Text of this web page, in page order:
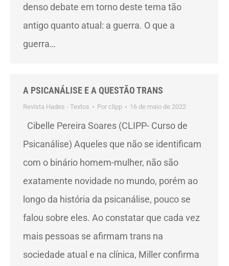
denso debate em torno deste tema tão
antigo quanto atual: a guerra. O que a
guerra…
A PSICANÁLISE E A QUESTÃO TRANS
Revista Hades - Textos Por clipp 16 de maio de 2022
Cibelle Pereira Soares (CLIPP- Curso de
Psicanálise) Aqueles que não se identificam
com o binário homem-mulher, não são
exatamente novidade no mundo, porém ao
longo da história da psicanálise, pouco se
falou sobre eles. Ao constatar que cada vez
mais pessoas se afirmam trans na
sociedade atual e na clínica, Miller confirma